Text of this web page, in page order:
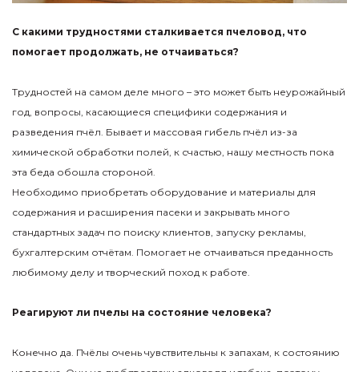
С какими трудностями сталкивается пчеловод, что
помогает продолжать, не отчаиваться?
Трудностей на самом деле много – это может быть неурожайный
год, вопросы, касающиеся специфики содержания и
разведения пчёл. Бывает и массовая гибель пчёл из-за
химической обработки полей, к счастью, нашу местность пока
эта беда обошла стороной.
Необходимо приобретать оборудование и материалы для
содержания и расширения пасеки и закрывать много
стандартных задач по поиску клиентов, запуску рекламы,
бухгалтерским отчётам. Помогает не отчаиваться преданность
любимому делу и творческий поход к работе.
Реагируют ли пчелы на состояние человека?
Конечно да. Пчёлы очень чувствительны к запахам, к состоянию